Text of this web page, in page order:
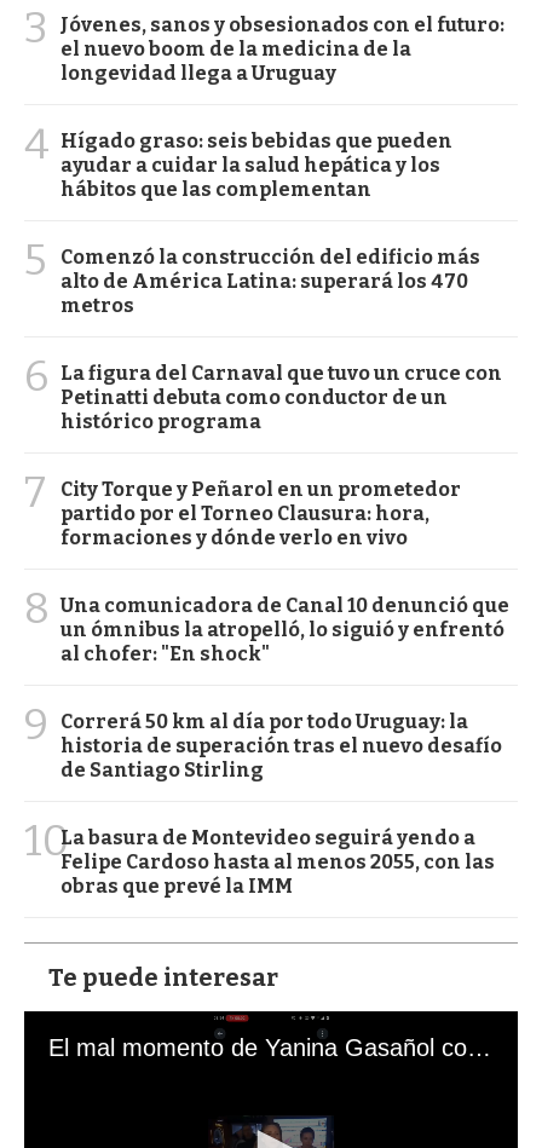
3
Jóvenes, sanos y obsesionados con el futuro:
el nuevo boom de la medicina de la
longevidad llega a Uruguay
4 Hígado graso: seis bebidas que pueden
ayudar a cuidar la salud hepática y los
hábitos que las complementan
5
Comenzó la construcción del edificio más
alto de América Latina: superará los 470
metros
6
La figura del Carnaval que tuvo un cruce con
Petinatti debuta como conductor de un
histórico programa
7
City Torque y Peñarol en un prometedor
partido por el Torneo Clausura: hora,
formaciones y dónde verlo en vivo
8 Una comunicadora de Canal 10 denunció que
un ómnibus la atropelló, lo siguió y enfrentó
al chofer: "En shock"
9
Correrá 50 km al día por todo Uruguay: la
historia de superación tras el nuevo desafío
de Santiago Stirling
10La basura de Montevideo seguirá yendo a
Felipe Cardoso hasta al menos 2055, con las
obras que prevé la IMM
Te puede interesar
El mal momento de Yanina Gasañol con un hincha argentino en "Subrayado"